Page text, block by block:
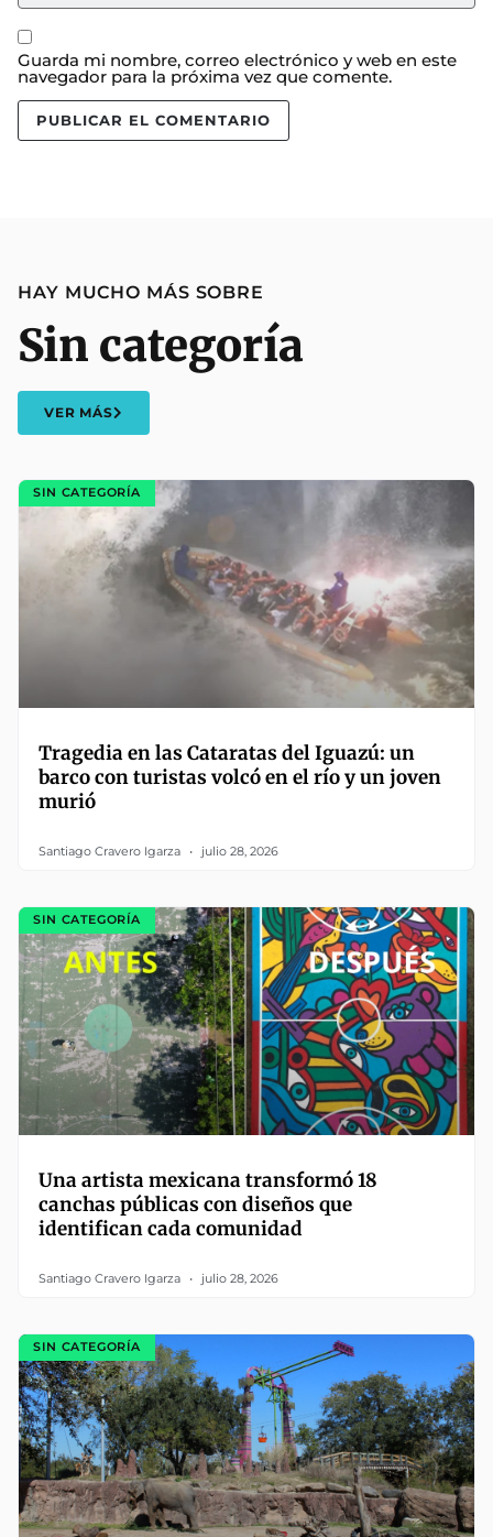
Guarda mi nombre, correo electrónico y web en este
navegador para la próxima vez que comente.
HAY MUCHO MÁS SOBRE
Sin categoría
VER MÁS
SIN CATEGORÍA
Tragedia en las Cataratas del Iguazú: un
barco con turistas volcó en el río y un joven
murió
Santiago Cravero Igarza julio 28, 2026
SIN CATEGORÍA
Una artista mexicana transformó 18
canchas públicas con diseños que
identifican cada comunidad
Santiago Cravero Igarza julio 28, 2026
SIN CATEGORÍA